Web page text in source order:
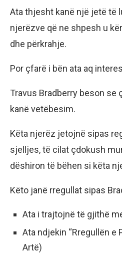
Ata thjesht kanë një jetë të
njerëzve që ne shpesh u
dhe përkrahje.
Por çfarë i bën ata aq
Travus Bradberry beson se
kanë vetëbesim.
Këta njerëz jetojnë sipas
sjelljes, të cilat çdokush
dëshiron të bëhen si këta
Këto janë rregullat sipas
Ata i trajtojnë të gjithë
Ata ndjekin “Rregullën e
Artë)